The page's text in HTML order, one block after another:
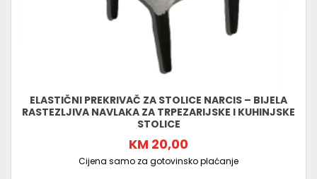
ELASTIČNI PREKRIVAČ ZA STOLICE NARCIS – BIJELA
RASTEZLJIVA NAVLAKA ZA TRPEZARIJSKE I KUHINJSKE
STOLICE
KM 20,00
Cijena samo za gotovinsko plaćanje